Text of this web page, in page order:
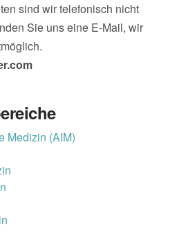
sind wir telefonisch nicht
Sie uns eine E-Mail, wir
Medizin (AIM)